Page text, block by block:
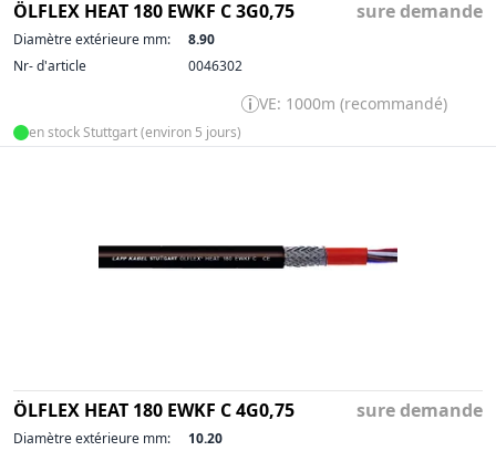
ÖLFLEX HEAT 180 EWKF C 3G0,75 sure demande
Diamètre extérieure mm:
8.90
Nr- d'article
0046302
VE: 1000m (recommandé)
en stock Stuttgart (environ 5 jours)
ÖLFLEX HEAT 180 EWKF C 4G0,75 sure demande
Diamètre extérieure mm:
10.20